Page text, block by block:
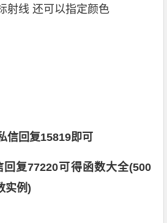
射线 还可以指定颜色
信回复15819即可
复77220可得函数大全(500
实例)